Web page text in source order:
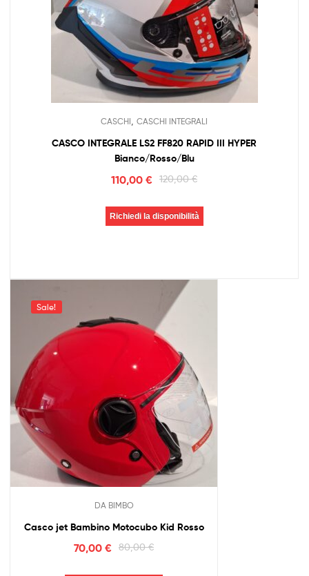
CASCHI, CASCHI INTEGRALI
CASCO INTEGRALE LS2 FF820 RAPID III HYPER
Bianco/Rosso/Blu
120,00€
110,00€
Richiedi la disponibilità
Sale!
DA BIMBO
Casco jet Bambino Motocubo Kid Rosso
80,00€
70,00€